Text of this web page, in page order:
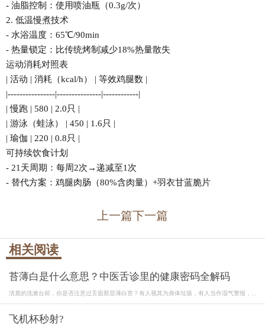
- 油脂控制：使用喷油瓶（0.3g/次）
2. 低温慢煮技术
- 水浴温度：65℃/90min
- 热量锁定：比传统烤制减少18%热量散失
运动消耗对照表
| 活动 | 消耗（kcal/h） | 等效鸡腿数 |
|----------------|---------------|------------|
| 慢跑 | 580 | 2.0只 |
| 游泳（蛙泳） | 450 | 1.6只 |
| 瑜伽 | 220 | 0.8只 |
可持续饮食计划
- 21天周期：每周2次→递减至1次
- 替代方案：鸡腿肉肠（80%含肉量）+羽衣甘蓝脆片
上一篇下一篇
相关阅读
苔薄白是什么意思？中医舌诊里的健康密码全解码
清晨的洗漱台前，你是否注意过舌面那层薄白苔？有人视其为身体垃圾，有人当作湿气警报，...
飞机杯秒射?